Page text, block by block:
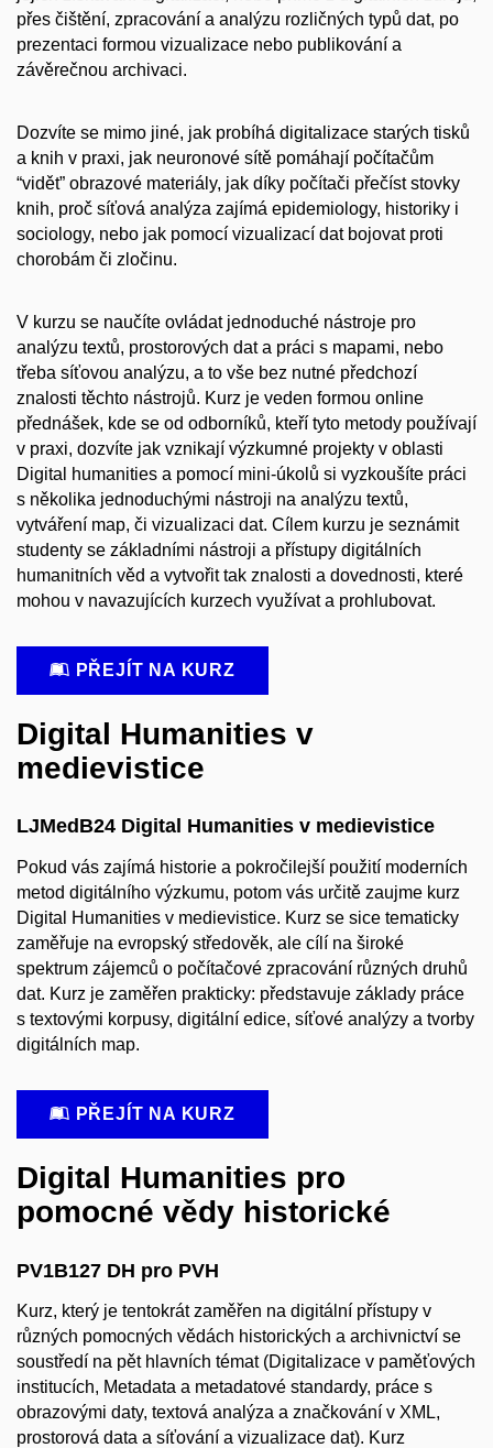
přes čištění, zpracování a analýzu rozličných typů dat, po
prezentaci formou vizualizace nebo publikování a
závěrečnou archivaci.
Dozvíte se mimo jiné, jak probíhá digitalizace starých tisků
a knih v praxi, jak neuronové sítě pomáhají počítačům
“vidět” obrazové materiály, jak díky počítači přečíst stovky
knih, proč síťová analýza zajímá epidemiology, historiky i
sociology, nebo jak pomocí vizualizací dat bojovat proti
chorobám či zločinu.
V kurzu se naučíte ovládat jednoduché nástroje pro
analýzu textů, prostorových dat a práci s mapami, nebo
třeba síťovou analýzu, a to vše bez nutné předchozí
znalosti těchto nástrojů. Kurz je veden formou online
přednášek, kde se od odborníků, kteří tyto metody používají
v praxi, dozvíte jak vznikají výzkumné projekty v oblasti
Digital humanities a pomocí mini-úkolů si vyzkoušíte práci
s několika jednoduchými nástroji na analýzu textů,
vytváření map, či vizualizaci dat. Cílem kurzu je seznámit
studenty se základními nástroji a přístupy digitálních
humanitních věd a vytvořit tak znalosti a dovednosti, které
mohou v navazujících kurzech využívat a prohlubovat.
PŘEJÍT NA KURZ
Digital Humanities v
medievistice
LJMedB24 Digital Humanities v medievistice
Pokud vás zajímá historie a pokročilejší použití moderních
metod digitálního výzkumu, potom vás určitě zaujme kurz
Digital Humanities v medievistice. Kurz se sice tematicky
zaměřuje na evropský středověk, ale cílí na široké
spektrum zájemců o počítačové zpracování různých druhů
dat. Kurz je zaměřen prakticky: představuje základy práce
s textovými korpusy, digitální edice, síťové analýzy a tvorby
digitálních map.
PŘEJÍT NA KURZ
Digital Humanities pro
pomocné vědy historické
PV1B127 DH pro PVH
Kurz, který je tentokrát zaměřen na digitální přístupy v
různých pomocných vědách historických a archivnictví se
soustředí na pět hlavních témat (Digitalizace v paměťových
institucích, Metadata a metadatové standardy, práce s
obrazovými daty, textová analýza a značkování v XML,
prostorová data a síťování a vizualizace dat). Kurz